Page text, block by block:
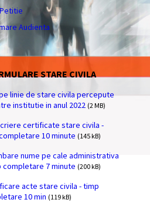
Audienta
STARE CIVILA
linie de stare civila percepute
institutie in anul 2022 (2 MB)
certificate stare civila -
10 minute (145 kB)
nume pe cale administrativa
completare 7 minute (200 kB)
acte stare civila - timp
10 min (119 kB)